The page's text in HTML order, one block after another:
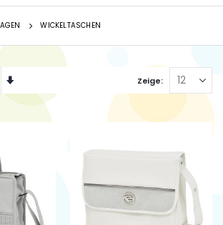
WICKELTASCHEN
Aufsteigend
sortieren
Zeige